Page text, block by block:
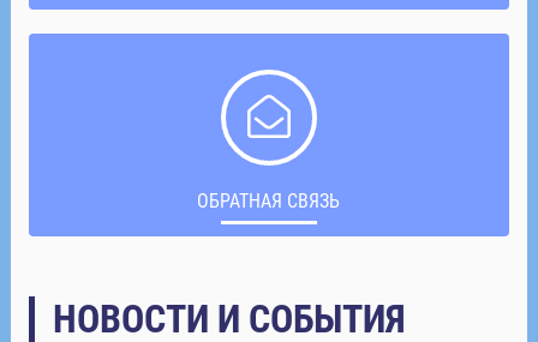
ОБРАТНАЯ СВЯЗЬ
НОВОСТИ И СОБЫТИЯ